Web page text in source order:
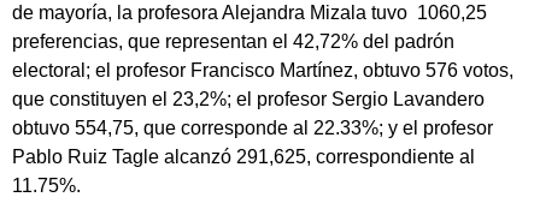
de mayoría, la profesora Alejandra Mizala tuvo 1060,25
preferencias, que representan el 42,72% del padrón
electoral; el profesor Francisco Martínez, obtuvo 576 votos,
que constituyen el 23,2%; el profesor Sergio Lavandero
obtuvo 554,75, que corresponde al 22.33%; y el profesor
Pablo Ruiz Tagle alcanzó 291,625, correspondiente al
11.75%.